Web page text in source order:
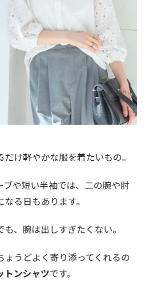
け軽やかな服を着たいもの。
ブや短い半袖では、二の腕や肘
る日もあります。
、腕は出しすぎたくない。
ょうどよく寄り添ってくれるの
トンシャツです。